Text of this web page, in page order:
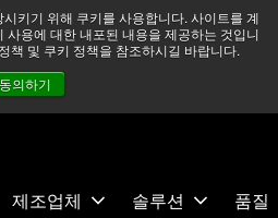
키기 위해 쿠키를 사용합니다. 사이트를 계
사용에 대한 내포된 내용을 제공하는 것입니
책 및 쿠키 정책을 참조하시길 바랍니다.
동의하기
주시하고 있으며, 모든 서비스는
있습니다. 더 읽어보기 →
문의하기
제조업체 솔루션
품질